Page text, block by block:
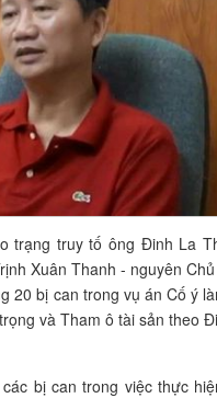
trạng truy tố ông Đinh La
Xuân Thanh - nguyên
20 bị can trong vụ án Cố ý
và Tham ô tài sản theo
bị can trong việc thực